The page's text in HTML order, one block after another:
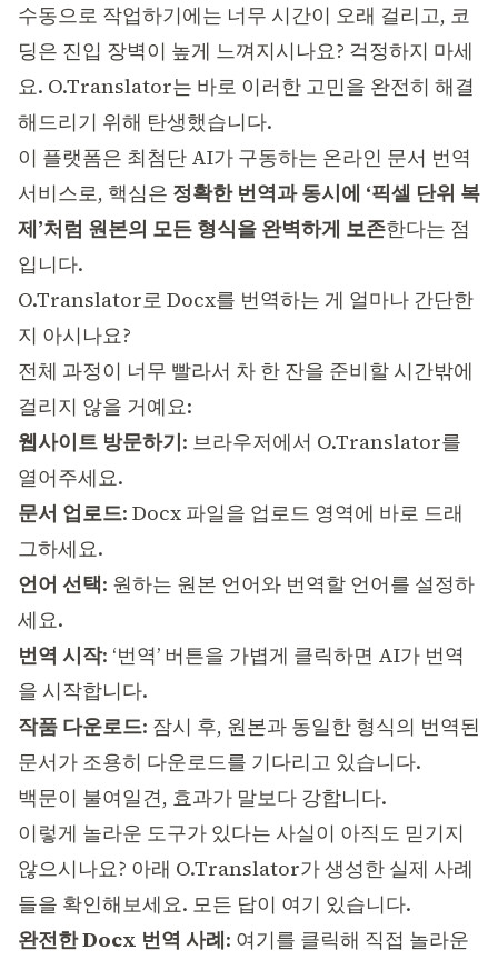
수동으로 작업하기에는 너무 시간이 오래 걸리고, 코
딩은 진입 장벽이 높게 느껴지시나요? 걱정하지 마세
요. O.Translator는 바로 이러한 고민을 완전히 해결
해드리기 위해 탄생했습니다.
이 플랫폼은 최첨단 AI가 구동하는 온라인 문서 번역
서비스로, 핵심은 정확한 번역과 동시에 ‘픽셀 단위 복
제’처럼 원본의 모든 형식을 완벽하게 보존한다는 점
입니다.
O.Translator로 Docx를 번역하는 게 얼마나 간단한
지 아시나요?
전체 과정이 너무 빨라서 차 한 잔을 준비할 시간밖에
걸리지 않을 거예요:
웹사이트 방문하기: 브라우저에서 O.Translator를
열어주세요.
문서 업로드: Docx 파일을 업로드 영역에 바로 드래
그하세요.
언어 선택: 원하는 원본 언어와 번역할 언어를 설정하
세요.
번역 시작: ‘번역’ 버튼을 가볍게 클릭하면 AI가 번역
을 시작합니다.
작품 다운로드: 잠시 후, 원본과 동일한 형식의 번역된
문서가 조용히 다운로드를 기다리고 있습니다.
백문이 불여일견, 효과가 말보다 강합니다.
이렇게 놀라운 도구가 있다는 사실이 아직도 믿기지
않으시나요? 아래 O.Translator가 생성한 실제 사례
들을 확인해보세요. 모든 답이 여기 있습니다.
완전한 Docx 번역 사례: 여기를 클릭해 직접 놀라운